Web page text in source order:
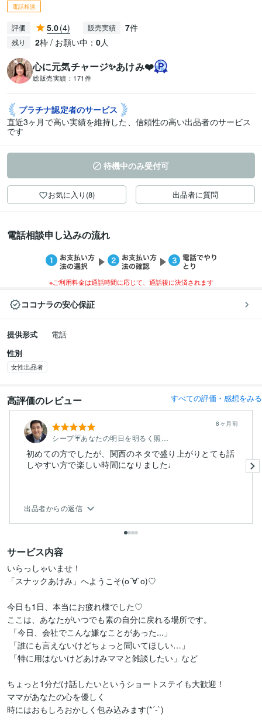
電話相談
評価 5.0(4) 販売実績 7件
残り 2枠 / お願い中： 0人
心に元気チャージ✨あけみ❤️
総販売実績： 171件
プラチナ認定者のサービス
直近3ヶ月で高い実績を維持した、信頼性の高い出品者のサービス
です
待機中のみ受付可
お気に入り(8) 出品者に質問
電話相談申し込みの流れ
※ご利用料金は通話時間に応じて、通話後に決済されます
ココナラの安心保証
提供形式
電話
性別
女性出品者
高評価のレビュー すべての評価・感想をみる
シープ☔️あなたの明日を明るく照らす☀️
8ヶ月前
初めての方でしたが、関西のネタで盛り上がりとても話
しやすい方で楽しい時間になりました♩
出品者からの返信
サービス内容
いらっしゃいませ！
「スナックあけみ」へようこそ(о´∀`о)♡
今日も1日、本当にお疲れ様でした♡
ここは、あなたがいつでも素の自分に戻れる場所です。
ちょっと1分だけ話したいというショートステイも大歓迎！
ママがあなたの心を優しく
時にはおもしろおかしく包み込みます(*´-`)